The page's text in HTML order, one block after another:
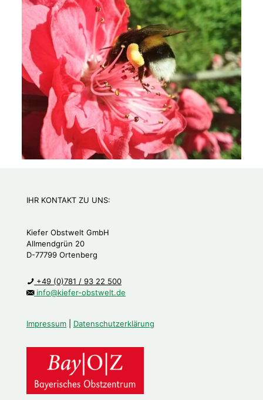
IHR KONTAKT ZU UNS:
Kiefer Obstwelt GmbH
Allmendgrün 20
D-77799 Ortenberg
+49 (0)781 / 93 22 500
info@kiefer-obstwelt.de
Impressum Datenschutzerklärung